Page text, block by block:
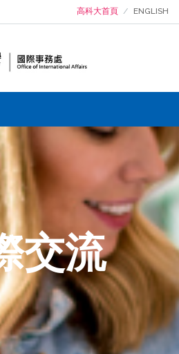
高科大首頁 ENGLISH
交流